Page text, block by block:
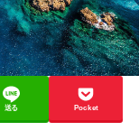
送る Pocket